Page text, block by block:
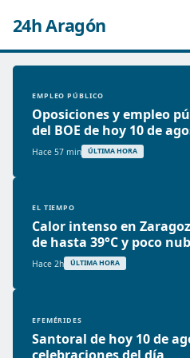
24h Aragón
EMPLEO PÚBLICO
Oposiciones y empleo
del BOE de hoy 10 de
Hace 57 min ÚLTIMA HORA
EL TIEMPO
Calor intenso en
de hasta 39°C y poco
Hace 2h ÚLTIMA HORA
EFEMÉRIDES
Santoral de hoy 10 de